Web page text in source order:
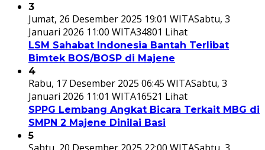
3
Jumat, 26 Desember 2025 19:01 WITASabtu, 3
Januari 2026 11:00 WITA34801 Lihat
LSM Sahabat Indonesia Bantah Terlibat
Bimtek BOS/BOSP di Majene
4
Rabu, 17 Desember 2025 06:45 WITASabtu, 3
Januari 2026 11:01 WITA16521 Lihat
SPPG Lembang Angkat Bicara Terkait MBG di
SMPN 2 Majene Dinilai Basi
5